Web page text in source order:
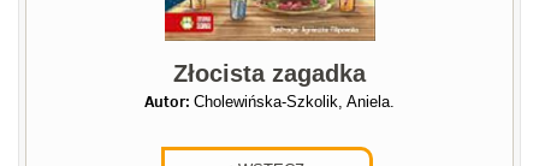
Złocista zagadka
Autor: Cholewińska-Szkolik, Aniela.